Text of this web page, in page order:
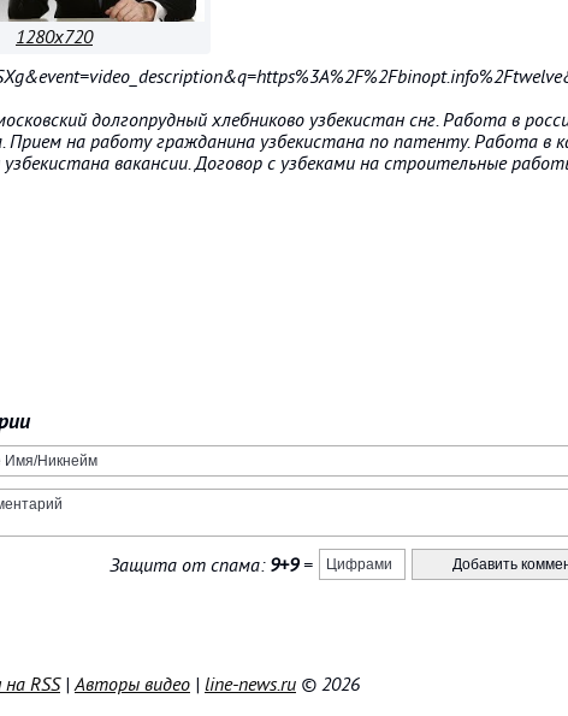
1280x720
долгопрудный хлебниково узбекистан снг. Работа в
Прием на работу гражданина узбекистана по патенту. Работа в
вакансии. Договор с узбеками на строительные
Защита от спама: 9+9=
RSS|Авторы видео | line-news.ru © 2026